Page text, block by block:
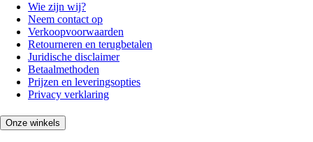
Wie zijn wij?
Neem contact op
Verkoopvoorwaarden
Retourneren en terugbetalen
Juridische disclaimer
Betaalmethoden
Prijzen en leveringsopties
Privacy verklaring
Onze winkels